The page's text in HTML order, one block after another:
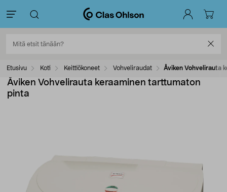
Etusivu Koti Keittiökoneet Vohveliraudat Åviken Vohvelirauta
Åviken Vohvelirauta keraaminen tarttumaton
pinta